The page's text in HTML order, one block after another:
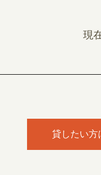
現
貸したい方